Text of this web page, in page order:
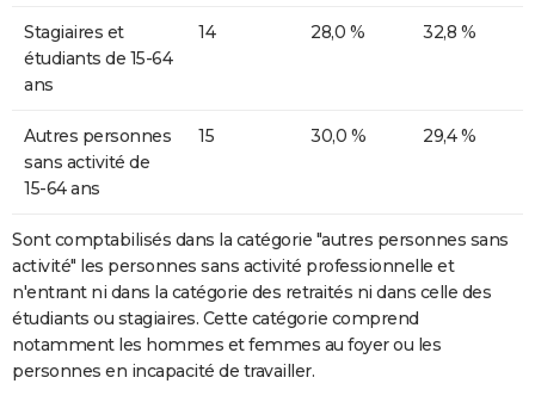
Stagiaires et
étudiants de 15-64
ans
14 28,0 % 32,8 %
Autres personnes
sans activité de
15-64 ans
15 30,0 % 29,4 %
Sont comptabilisés dans la catégorie "autres personnes sans
activité" les personnes sans activité professionnelle et
n'entrant ni dans la catégorie des retraités ni dans celle des
étudiants ou stagiaires. Cette catégorie comprend
notamment les hommes et femmes au foyer ou les
personnes en incapacité de travailler.